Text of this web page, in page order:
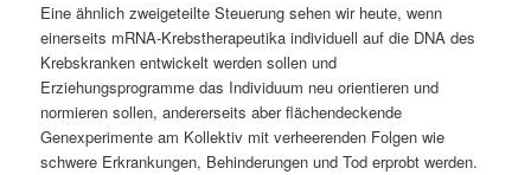
Eine ähnlich zweigeteilte Steuerung sehen wir heute, wenn
einerseits mRNA-Krebstherapeutika individuell auf die DNA des
Krebskranken entwickelt werden sollen und
Erziehungsprogramme das Individuum neu orientieren und
normieren sollen, andererseits aber flächendeckende
Genexperimente am Kollektiv mit verheerenden Folgen wie
schwere Erkrankungen, Behinderungen und Tod erprobt werden.